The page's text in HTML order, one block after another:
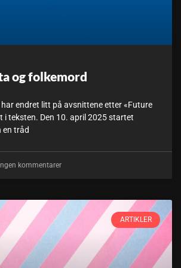
og folkemord
endret litt på avsnittene etter «Future
i teksten. Den 10. april 2025 startet
en tråd
Ingen kommentarer
ARTIKLER